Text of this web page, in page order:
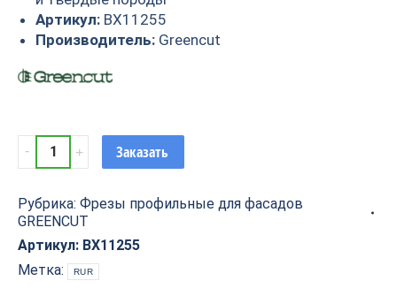
Артикул: BX11255
Производитель: Greencut
Фреза
профильная
фасадов
D19xH20xL65
S=12
GREENCUT
BX11255
Заказать
Рубрика: Фрезы профильные для фасадов
GREENCUT
Артикул: BX11255
Метка:
RUR